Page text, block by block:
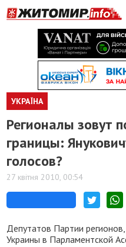
УКРАЇНА
Регионалы зовут
границы:
голосов?
27 квітня 2010, 00:54
Депутатов Партии
Украины в Парламентской